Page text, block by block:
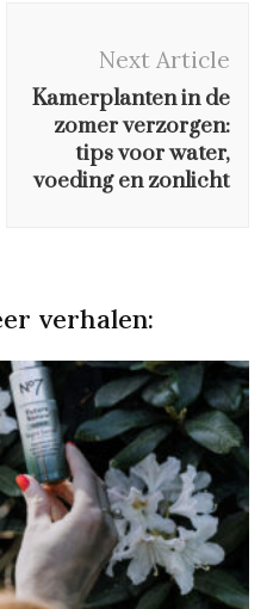
Next Article
Kamerplanten in de
zomer verzorgen:
tips voor water,
voeding en zonlicht
verhalen: